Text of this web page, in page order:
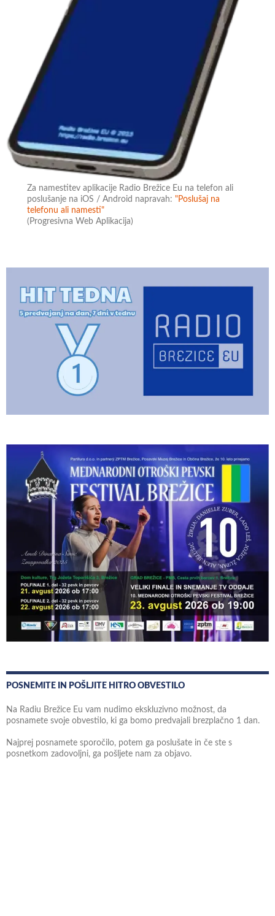
Za namestitev aplikacije Radio Brežice Eu na telefon ali
poslušanje na iOS / Android napravah:"Poslušaj na
telefonu ali namesti"
(Progresivna Web Aplikacija)
POSNEMITE IN POŠLJITE HITRO OBVESTILO
Na Radiu Brežice Eu vam nudimo ekskluzivno možnost, da
posnamete svoje obvestilo, ki ga bomo predvajali brezplačno 1 dan.
Najprej posnamete sporočilo, potem ga poslušate in če ste s
posnetkom zadovoljni, ga pošljete nam za objavo.